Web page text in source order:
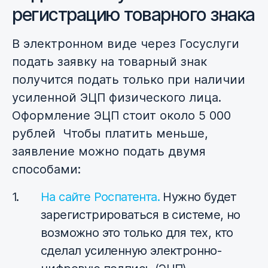
регистрацию товарного знака
В электронном виде через Госуслуги
подать заявку на товарный знак
получится подать только при наличии
усиленной ЭЦП физического лица.
Оформление ЭЦП стоит около 5 000
рублей Чтобы платить меньше,
заявление можно подать двумя
способами:
На сайте Роспатента. Нужно будет
зарегистрироваться в системе, но
возможно это только для тех, кто
сделал усиленную электронно-